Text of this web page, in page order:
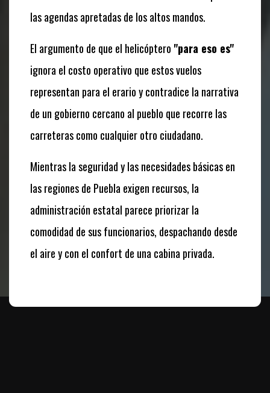
las agendas apretadas de los altos mandos.
El argumento de que el helicóptero "para eso es"
ignora el costo operativo que estos vuelos
representan para el erario y contradice la narrativa
de un gobierno cercano al pueblo que recorre las
carreteras como cualquier otro ciudadano.
Mientras la seguridad y las necesidades básicas en
las regiones de Puebla exigen recursos, la
administración estatal parece priorizar la
comodidad de sus funcionarios, despachando desde
el aire y con el confort de una cabina privada.